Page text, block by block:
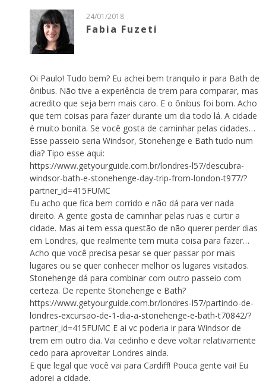
24/01/2018
Fabia Fuzeti
Oi Paulo! Tudo bem? Eu achei bem tranquilo ir para Bath de
ônibus. Não tive a experiência de trem para comparar, mas
acredito que seja bem mais caro. E o ônibus foi bom. Acho
que tem coisas para fazer durante um dia todo lá. A cidade
é muito bonita. Se você gosta de caminhar pelas cidades…
Esse passeio seria Windsor, Stonehenge e Bath tudo num
dia? Tipo esse aqui:
https://www.getyourguide.com.br/londres-l57/descubra-
windsor-bath-e-stonehenge-day-trip-from-london-t977/?
partner_id=415FUMC
Eu acho que fica bem corrido e não dá para ver nada
direito. A gente gosta de caminhar pelas ruas e curtir a
cidade. Mas ai tem essa questão de não querer perder dias
em Londres, que realmente tem muita coisa para fazer…
Acho que você precisa pesar se quer passar por mais
lugares ou se quer conhecer melhor os lugares visitados.
Stonehenge dá para combinar com outro passeio com
certeza. De repente Stonehenge e Bath?
https://www.getyourguide.com.br/londres-l57/partindo-de-
londres-excursao-de-1-dia-a-stonehenge-e-bath-t70842/?
partner_id=415FUMC E ai vc poderia ir para Windsor de
trem em outro dia. Vai cedinho e deve voltar relativamente
cedo para aproveitar Londres ainda.
E que legal que você vai para Cardiff! Pouca gente vai! Eu
adorei a cidade.